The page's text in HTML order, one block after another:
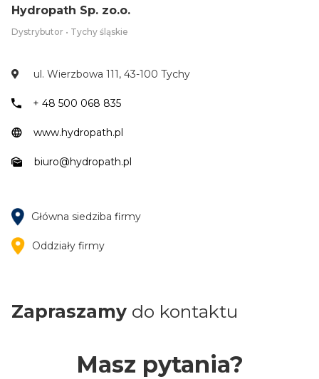
Hydropath Sp. zo.o.
Dystrybutor • Tychy śląskie
ul. Wierzbowa 111, 43-100 Tychy
+ 48 500 068 835
www.hydropath.pl
biuro@hydropath.pl
Główna siedziba firmy
Oddziały firmy
Zapraszamy do kontaktu
Masz pytania?